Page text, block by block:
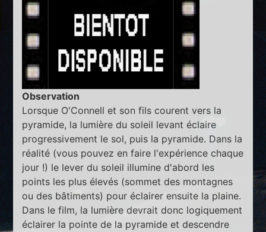
Observation
Lorsque O'Connell et son fils courent vers la
pyramide, la lumière du soleil levant éclaire
progressivement le sol, puis la pyramide. Dans la
réalité (vous pouvez en faire l'expérience chaque
jour !) le lever du soleil illumine d'abord les
points les plus élevés (sommet des montagnes
ou des bâtiments) pour éclairer ensuite la plaine.
Dans le film, la lumière devrait donc logiquement
éclairer la pointe de la pyramide et descendre